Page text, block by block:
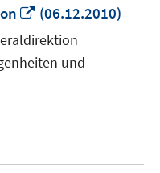
In
neuem
Fenster
öffnen
(06.12.2010)
und